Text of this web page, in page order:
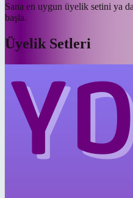
Sana en uygun üyelik setini ya
başla.
Üyelik Setleri